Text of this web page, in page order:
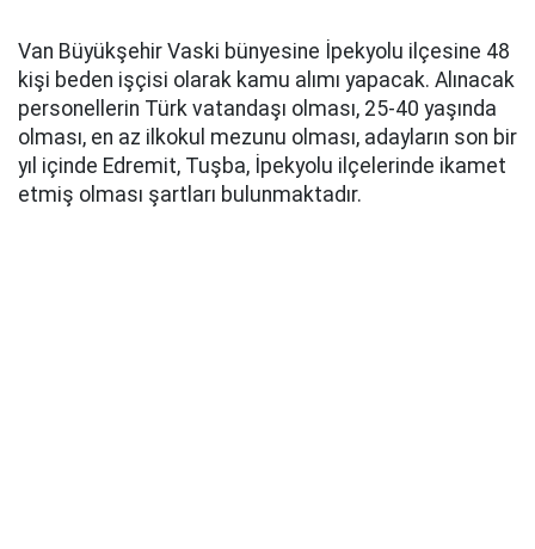
Van Büyükşehir Vaski bünyesine İpekyolu ilçesine 48
kişi beden işçisi olarak kamu alımı yapacak. Alınacak
personellerin Türk vatandaşı olması, 25-40 yaşında
olması, en az ilkokul mezunu olması, adayların son bir
yıl içinde Edremit, Tuşba, İpekyolu ilçelerinde ikamet
etmiş olması şartları bulunmaktadır.